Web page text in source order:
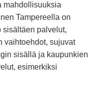
mahdollisuuksia
Tampereella on
sisältäen palvelut,
vaihtoehdot, sujuvat
sisällä ja kaupunkien
esimerkiksi